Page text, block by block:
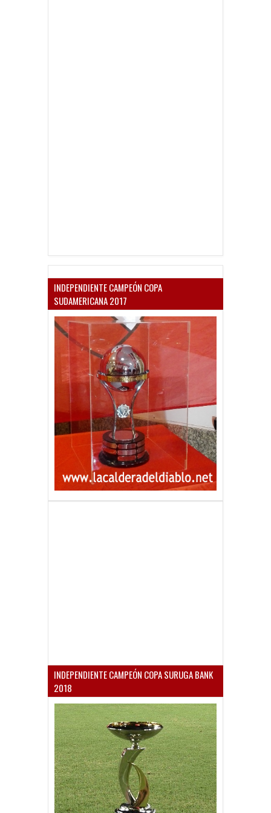
INDEPENDIENTE CAMPEÓN COPA
SUDAMERICANA 2017
INDEPENDIENTE CAMPEÓN COPA SURUGA BANK
2018